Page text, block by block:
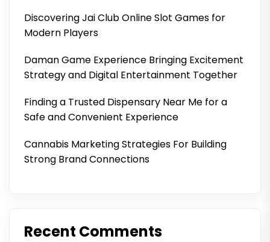
Discovering Jai Club Online Slot Games for
Modern Players
Daman Game Experience Bringing Excitement
Strategy and Digital Entertainment Together
Finding a Trusted Dispensary Near Me for a
Safe and Convenient Experience
Cannabis Marketing Strategies For Building
Strong Brand Connections
Recent Comments